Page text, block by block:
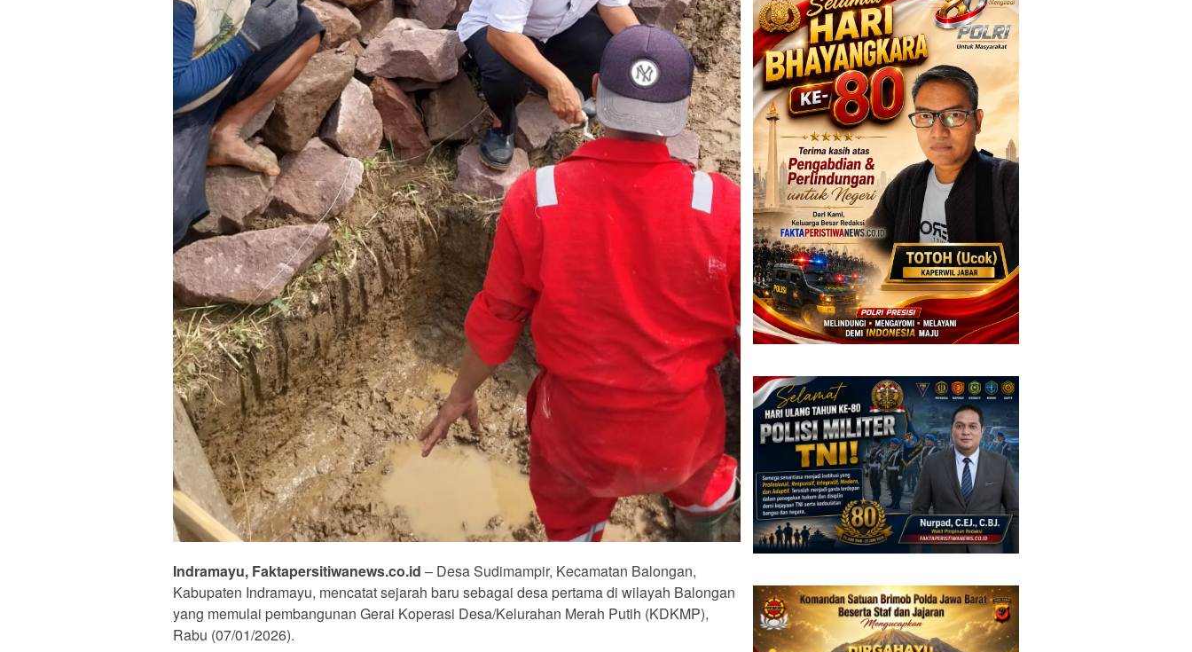
Indramayu, Faktapersitiwanews.co.id – Desa Sudimampir, Kecamatan Balongan,
Kabupaten Indramayu, mencatat sejarah baru sebagai desa pertama di wilayah Balongan
yang memulai pembangunan Gerai Koperasi Desa/Kelurahan Merah Putih (KDKMP),
Rabu (07/01/2026).